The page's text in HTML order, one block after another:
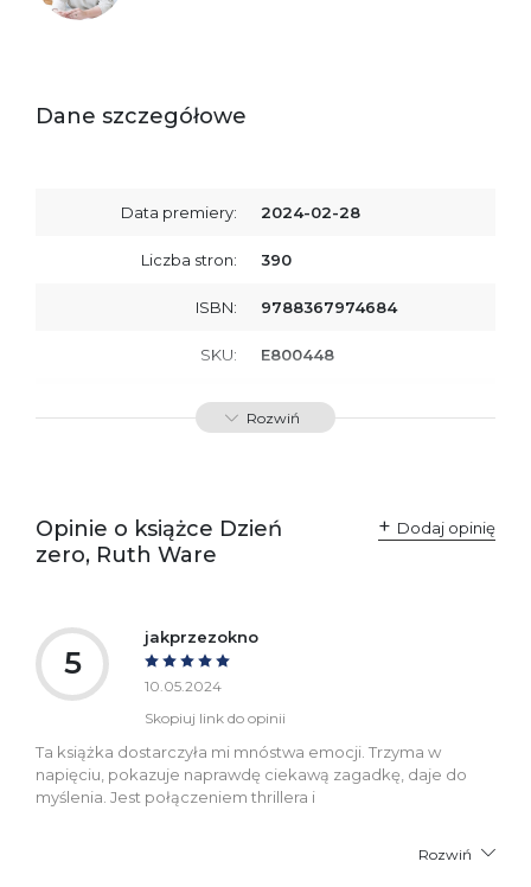
Dane szczegółowe
Data premiery: 2024-02-28
Liczba stron: 390
ISBN: 9788367974684
SKU: E800448
Producent / Osoby
odpowiedzialne za
Wydawnictwo Poznańskie
Sp. z o.o.
+48 61 623 38 38
Ostrzeżenia oraz
Rozwiń
Opinie o książce Dzień
zero, Ruth Ware
Dodaj opinię
5
jakprzezokno
10.05.2024
Skopiuj link do opinii
Ta książka dostarczyła mi mnóstwa emocji. Trzyma w
napięciu, pokazuje naprawdę ciekawą zagadkę, daje do
myślenia. Jest połączeniem thrillera i
Rozwiń